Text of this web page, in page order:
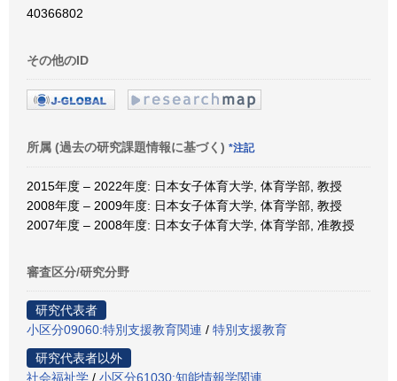
40366802
その他のID
所属 (過去の研究課題情報に基づく) *注記
2015年度 – 2022年度: 日本女子体育大学, 体育学部, 教授
2008年度 – 2009年度: 日本女子体育大学, 体育学部, 教授
2007年度 – 2008年度: 日本女子体育大学, 体育学部, 准教授
審査区分/研究分野
研究代表者
小区分09060:特別支援教育関連 / 特別支援教育
研究代表者以外
社会福祉学 / 小区分61030:知能情報学関連